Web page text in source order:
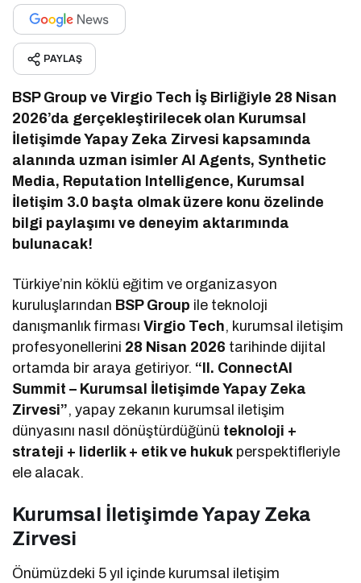
PAYLAŞ
BSP Group ve Virgio Tech İş Birliğiyle 28 Nisan
2026’da gerçekleştirilecek olan Kurumsal
İletişimde Yapay Zeka Zirvesi kapsamında
alanında uzman isimler AI Agents, Synthetic
Media, Reputation Intelligence, Kurumsal
İletişim 3.0 başta olmak üzere konu özelinde
bilgi paylaşımı ve deneyim aktarımında
bulunacak!
Türkiye’nin köklü eğitim ve organizasyon
kuruluşlarından BSP Group ile teknoloji
danışmanlık firmasıVirgio Tech, kurumsal iletişim
profesyonellerini 28 Nisan 2026 tarihinde dijital
ortamda bir araya getiriyor. “II. ConnectAI
Summit – Kurumsal İletişimde Yapay Zeka
Zirvesi”, yapay zekanın kurumsal iletişim
dünyasını nasıl dönüştürdüğünü teknoloji +
strateji + liderlik + etik ve hukuk perspektifleriyle
ele alacak.
Kurumsal İletişimde Yapay Zeka
Zirvesi
Önümüzdeki 5 yıl içinde kurumsal iletişim